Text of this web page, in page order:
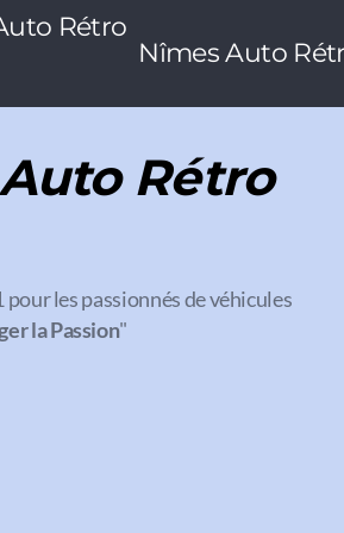
Nîmes Auto
Rétro
les passionnés de véhicules
la Passion"